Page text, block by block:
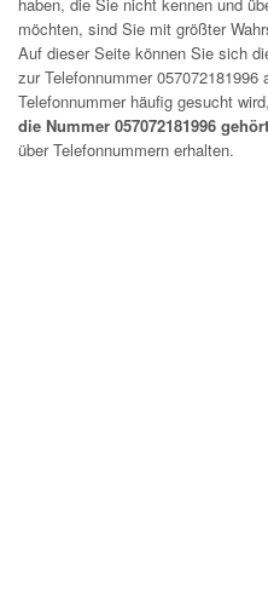
möchten, sind Sie mit größter
Auf dieser Seite können Sie sich
zur Telefonnummer057072181996
Telefonnummer häufig gesucht
die Nummer 057072181996 gehört
über Telefonnummern erhalten.